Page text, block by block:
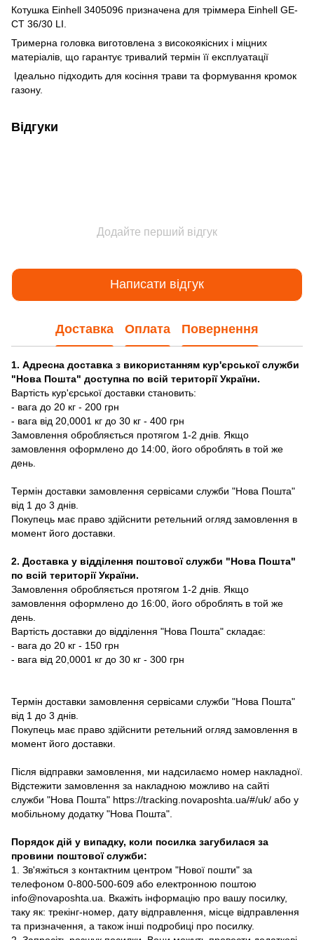
Котушка Einhell 3405096 призначена для тріммера Einhell GE-
CT 36/30 LI.
Тримерна головка виготовлена ​​з високоякісних і міцних
матеріалів, що гарантує тривалий термін її експлуатації
Ідеально підходить для косіння трави та формування кромок
газону.
Відгуки
Додайте перший відгук
Написати відгук
Доставка Оплата Повернення
1. Адресна доставка з використанням кур'єрської служби
"Нова Пошта" доступна по всій території України.
Вартість кур'єрської доставки становить:
- вага до 20 кг - 200 грн
- вага від 20,0001 кг до 30 кг - 400 грн
Замовлення обробляється протягом 1-2 днів. Якщо
замовлення оформлено до 14:00, його оброблять в той же
день.
Термін доставки замовлення сервісами служби "Нова Пошта"
від 1 до 3 днів.
Покупець має право здійснити ретельний огляд замовлення в
момент його доставки.
2. Доставка у відділення поштової служби "Нова Пошта"
по всій території України.
Замовлення обробляється протягом 1-2 днів. Якщо
замовлення оформлено до 16:00, його оброблять в той же
день.
Вартість доставки до відділення "Нова Пошта" складає:
- вага до 20 кг - 150 грн
- вага від 20,0001 кг до 30 кг - 300 грн
Термін доставки замовлення сервісами служби "Нова Пошта"
від 1 до 3 днів.
Покупець має право здійснити ретельний огляд замовлення в
момент його доставки.
Після відправки замовлення, ми надсилаємо номер накладної.
Відстежити замовлення за накладною можливо на сайті
служби "Нова Пошта" https://tracking.novaposhta.ua/#/uk/ або у
мобільному додатку "Нова Пошта".
Порядок дій у випадку, коли посилка загубилася за
провини поштової служби:
1. Зв'яжіться з контактним центром "Нової пошти" за
телефоном 0-800-500-609 або електронною поштою
info@novaposhta.ua. Вкажіть інформацію про вашу посилку,
таку як: трекінг-номер, дату відправлення, місце відправлення
та призначення, а також інші подробиці про посилку.